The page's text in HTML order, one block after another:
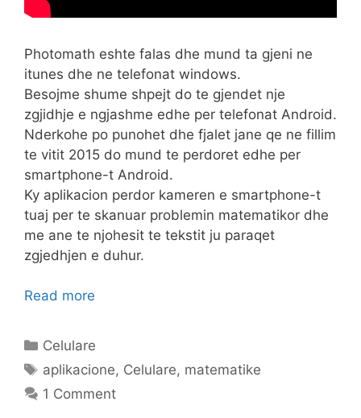
Photomath eshte falas dhe mund ta gjeni ne
itunes dhe ne telefonat windows.
Besojme shume shpejt do te gjendet nje
zgjidhje e ngjashme edhe per telefonat Android.
Nderkohe po punohet dhe fjalet jane qe ne fillim
te vitit 2015 do mund te perdoret edhe per
smartphone-t Android.
Ky aplikacion perdor kameren e smartphone-t
tuaj per te skanuar problemin matematikor dhe
me ane te njohesit te tekstit ju paraqet
zgjedhjen e duhur.
Read more
Categories
Celulare
Tags
aplikacione, Celulare, matematike
1 Comment